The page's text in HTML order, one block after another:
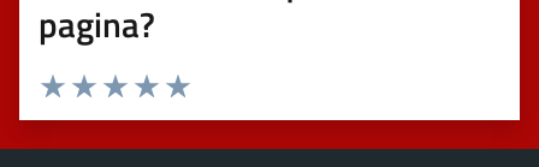
pagina?
Valuta 5 stelle su 5
Valuta 4 stelle su 5
Valuta 3 stelle su 5
Valuta 2 stelle su 5
Valuta 1 stelle su 5